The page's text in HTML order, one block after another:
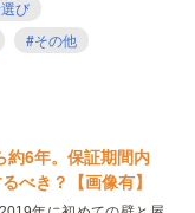
び
#その他
約6年。保証期間内
べき？【画像有】